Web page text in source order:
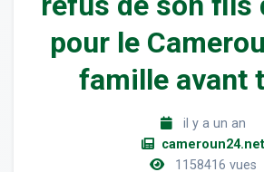
pour le
famille avant
il y a un an
cameroun24.net
1158416 vues